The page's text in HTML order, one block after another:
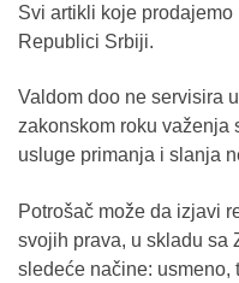
Svi artikli koje
Republici Srbiji.
Valdom doo ne servisira
zakonskom roku važenja
usluge primanja i slanja
Potrošač može da izjavi
svojih prava, u skladu sa
sledeće načine: usmeno,